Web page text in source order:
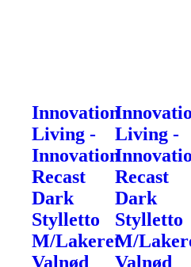
Innovation
Living -
Innovation
Recast
Dark
Stylletto
M/Lakeret
Valnød
Living -
Recast
Dark
Stylletto
M/
Valnød